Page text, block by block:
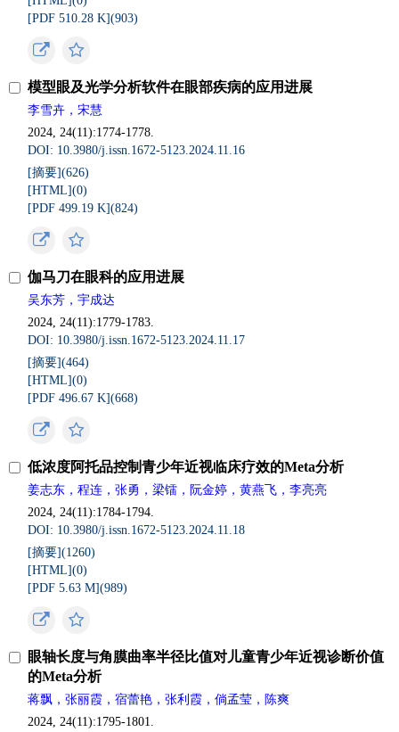
[PDF 510.28 K](903)
模型眼及光学分析软件在眼部疾病的应用进展
李雪卉，宋慧
2024, 24(11):1774-1778.
DOI: 10.3980/j.issn.1672-5123.2024.11.16
[摘要](626)
[HTML](0)
[PDF 499.19 K](824)
伽马刀在眼科的应用进展
吴东芳，宇成达
2024, 24(11):1779-1783.
DOI: 10.3980/j.issn.1672-5123.2024.11.17
[摘要](464)
[HTML](0)
[PDF 496.67 K](668)
低浓度阿托品控制青少年近视临床疗效的Meta分析
姜志东，程连，张勇，梁镭，阮金婷，黄燕飞，李亮亮
2024, 24(11):1784-1794.
DOI: 10.3980/j.issn.1672-5123.2024.11.18
[摘要](1260)
[HTML](0)
[PDF 5.63 M](989)
眼轴长度与角膜曲率半径比值对儿童青少年近视诊断价值
的Meta分析
蒋飘，张丽霞，宿蕾艳，张利霞，倘孟莹，陈爽
2024, 24(11):1795-1801.